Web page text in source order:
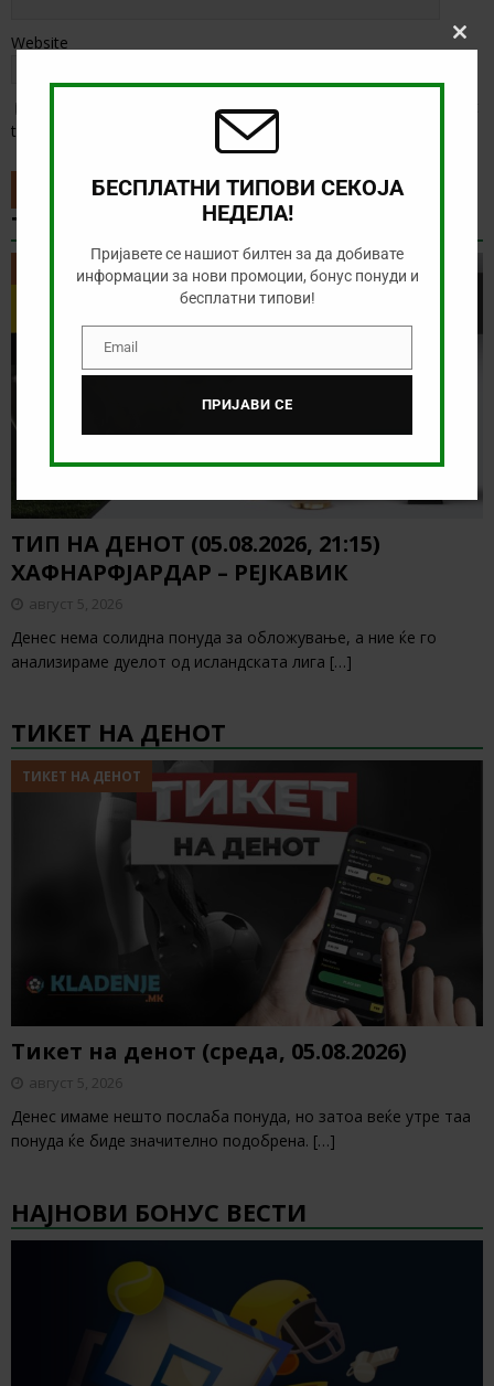
Website
Save my name, email, and website in this browser for the next
time I comment.
ТИП НА ДЕНОТ
ТИП НА ДЕНОТ
ТИП НА ДЕНОТ (05.08.2026, 21:15)
ХАФНАРФЈАРДАР – РЕЈКАВИК
август 5, 2026
Денес нема солидна понуда за обложување, а ние ќе го
анализираме дуелот од исландската лига […]
ТИКЕТ НА ДЕНОТ
ТИКЕТ НА ДЕНОТ
Тикет на денот (среда, 05.08.2026)
август 5, 2026
Денес имаме нешто послаба понуда, но затоа веќе утре таа
понуда ќе биде значително подобрена. […]
НАЈНОВИ БОНУС ВЕСТИ
Close
БЕСПЛАТНИ ТИПОВИ СЕКОЈА
НЕДЕЛА!
Пријавете се нашиот билтен за да добивате
информации за нови промоции, бонус понуди и
бесплатни типови!
EmailEmail
ПРИЈАВИ СЕ